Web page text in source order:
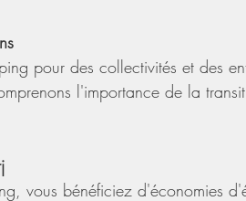
pour des collectivités et des
l'importance de la
vous bénéficiez d'économies